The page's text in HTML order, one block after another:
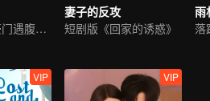
灰姑娘回归豪门遇腹黑霸总
妻子的反攻
短剧版《回家的诱惑》
雨
VIP VIP